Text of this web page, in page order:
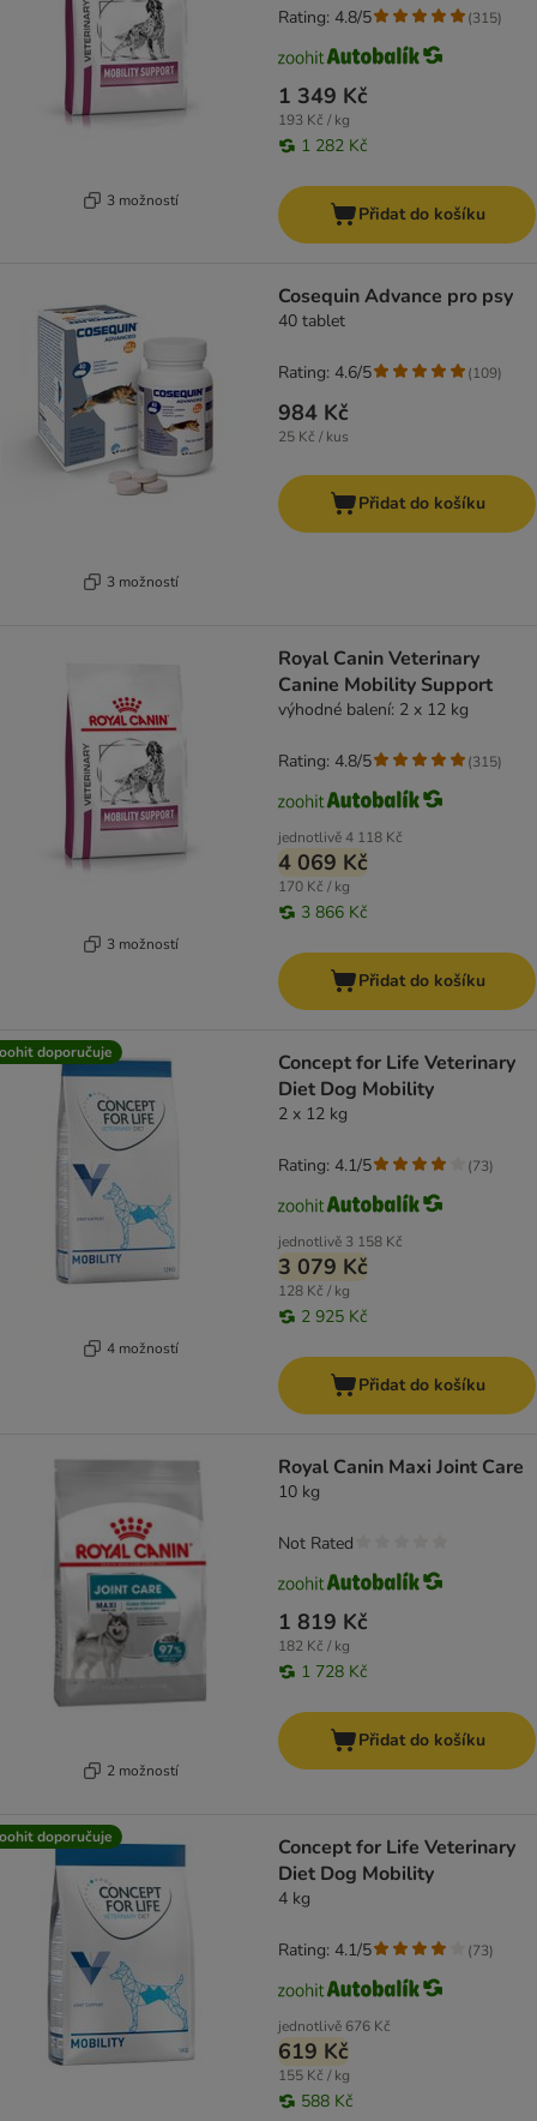
3 možností
1 349 Kč
193 Kč / kg
1 282 Kč
Rating: 4.8/5 (315)
Přidat do košíku
3 možností
Cosequin Advance pro psy
40 tablet
984 Kč
25 Kč / kus
Rating: 4.6/5 (109)
Přidat do košíku
3 možností
Royal Canin Veterinary
Canine Mobility Support
výhodné balení: 2 x 12 kg
jednotlivě4 118 Kč
4 069 Kč
170 Kč / kg
3 866 Kč
Rating: 4.8/5 (315)
Přidat do košíku
doporučuje
4 možností
Concept for Life Veterinary
Diet Dog Mobility
2 x 12 kg
jednotlivě 3 158 Kč
3 079 Kč
128 Kč / kg
2 925 Kč
Rating: 4.1/5 (73)
Přidat do košíku
2 možností
Royal Canin Maxi Joint Care
10 kg
1 819 Kč
182 Kč / kg
1 728 Kč
Not Rated
Přidat do košíku
doporučuje
Concept for Life Veterinary
Diet Dog Mobility
4 kg
jednotlivě 676 Kč
619 Kč
155 Kč / kg
588 Kč
Rating: 4.1/5 (73)